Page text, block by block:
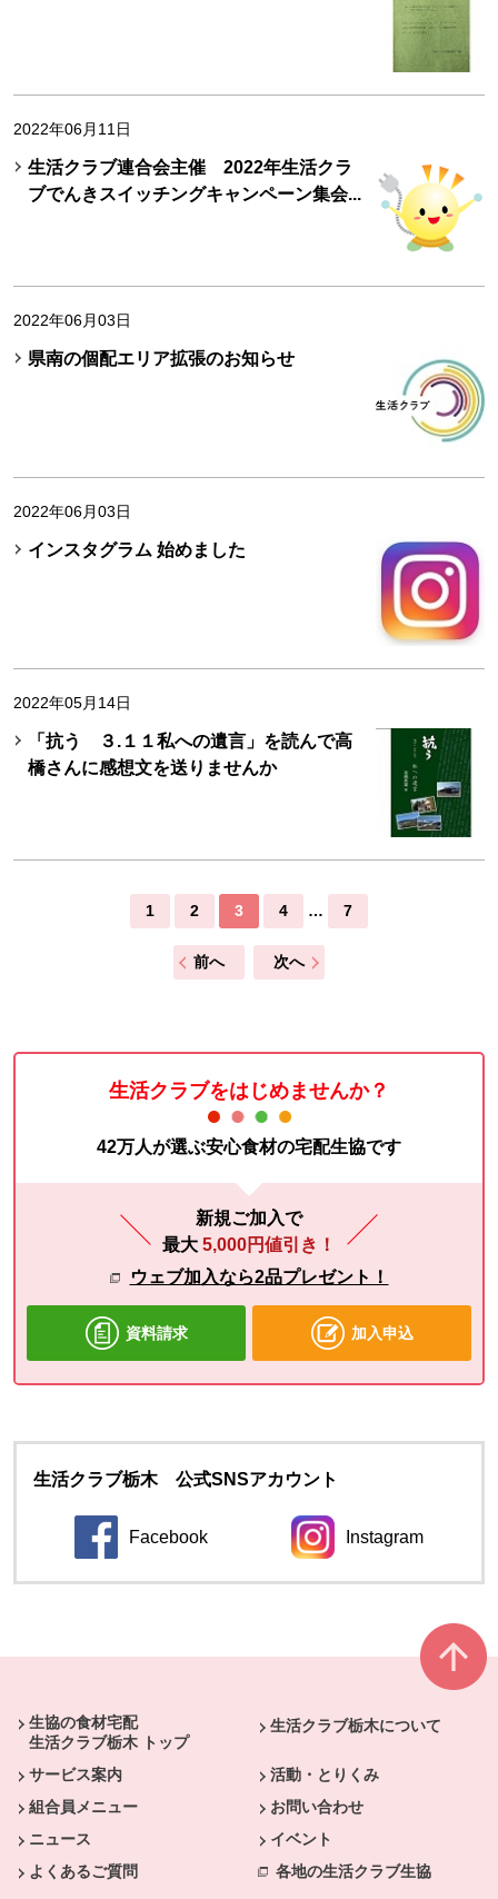
2022年06月11日
生活クラブ連合会主催 2022年生活クラ
ブでんきスイッチングキャンペーン集会...
2022年06月03日
県南の個配エリア拡張のお知らせ
2022年06月03日
インスタグラム 始めました
2022年05月14日
「抗う ３.１１私への遺言」を読んで高
橋さんに感想文を送りませんか
1 2 3 4 … 7
前へ 次へ
生活クラブをはじめませんか？
42万人が選ぶ安心食材の宅配生協です
新規ご加入で
最大 5,000円値引き！
ウェブ加入なら2品プレゼント！
資料請求 加入申込
生活クラブ栃木 公式SNSアカウント
Facebook
別のウィンドウで開きます。
Instagram
別のウィンドウ
生協の食材宅配
生活クラブ栃木 トップ
生活クラブ栃木について
サービス案内
活動・とりくみ
組合員メニュー
お問い合わせ
ニュース
イベント
よくあるご質問
各地の生活クラブ生協